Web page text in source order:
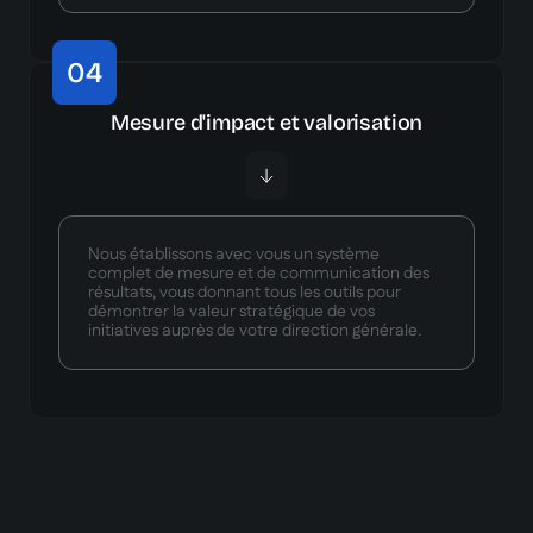
Mesure d'impact et valorisation
Nous établissons avec vous un système
complet de mesure et de communication des
résultats, vous donnant tous les outils pour
démontrer la valeur stratégique de vos
initiatives auprès de votre direction générale.
04